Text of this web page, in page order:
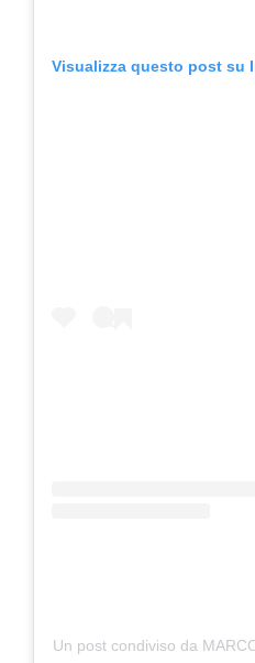
Visualizza questo post su
Un post condiviso da